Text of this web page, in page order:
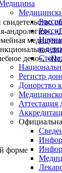
и
Регистр
Донорство
Аттестация
дело»,
форме